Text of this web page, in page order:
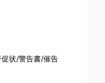
状/警告書/催告